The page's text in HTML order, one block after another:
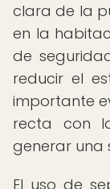
clara de la
en la
de
reducir el
importante
recta con
generar una
El uso de